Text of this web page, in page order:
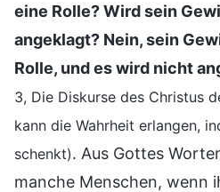
eine Rolle? Wird sein
angeklagt? Nein, sein
Rolle, und es wird nicht
3, Die Diskurse des Christus
kann die Wahrheit erlangen,
schenkt). Aus Gottes
manche Menschen, wenn